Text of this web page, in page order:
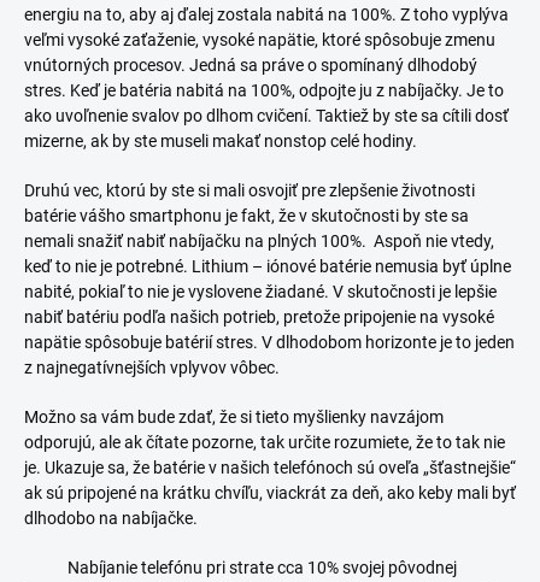
energiu na to, aby aj ďalej zostala nabitá na 100%. Z toho vyplýva
veľmi vysoké zaťaženie, vysoké napätie, ktoré spôsobuje zmenu
vnútorných procesov. Jedná sa práve o spomínaný dlhodobý
stres. Keď je batéria nabitá na 100%, odpojte ju z nabíjačky. Je to
ako uvoľnenie svalov po dlhom cvičení. Taktiež by ste sa cítili dosť
mizerne, ak by ste museli makať nonstop celé hodiny.
Druhú vec, ktorú by ste si mali osvojiť pre zlepšenie životnosti
batérie vášho smartphonu je fakt, že v skutočnosti by ste sa
nemali snažiť nabiť nabíjačku na plných 100%. Aspoň nie vtedy,
keď to nie je potrebné. Lithium – iónové batérie nemusia byť úplne
nabité, pokiaľ to nie je vyslovene žiadané. V skutočnosti je lepšie
nabiť batériu podľa našich potrieb, pretože pripojenie na vysoké
napätie spôsobuje batérií stres. V dlhodobom horizonte je to jeden
z najnegatívnejších vplyvov vôbec.
Možno sa vám bude zdať, že si tieto myšlienky navzájom
odporujú, ale ak čítate pozorne, tak určite rozumiete, že to tak nie
je. Ukazuje sa, že batérie v našich telefónoch sú oveľa „šťastnejšie“
ak sú pripojené na krátku chvíľu, viackrát za deň, ako keby mali byť
dlhodobo na nabíjačke.
Nabíjanie telefónu pri strate cca 10% svojej pôvodnej